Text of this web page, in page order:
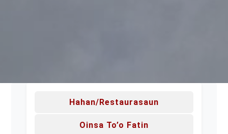
Hahan/Restaurasaun
Oinsa To’o Fatin